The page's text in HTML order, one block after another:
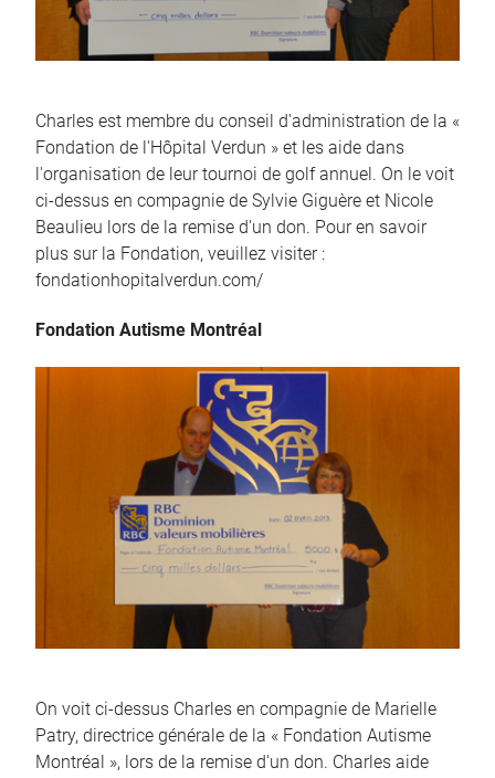
Charles est membre du conseil d'administration de la «
Fondation de l'Hôpital Verdun » et les aide dans
l'organisation de leur tournoi de golf annuel. On le voit
ci-dessus en compagnie de Sylvie Giguère et Nicole
Beaulieu lors de la remise d'un don. Pour en savoir
plus sur la Fondation, veuillez visiter :
fondationhopitalverdun.com/
Fondation Autisme Montréal
On voit ci-dessus Charles en compagnie de Marielle
Patry, directrice générale de la « Fondation Autisme
Montréal », lors de la remise d'un don. Charles aide